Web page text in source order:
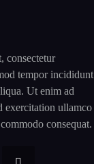
consectetur
tempor incididunt
Ut enim ad
exercitation ullamco
consequat.